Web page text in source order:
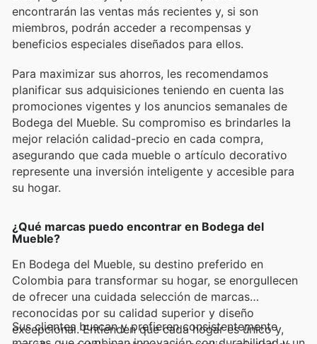
encontrarán las ventas más recientes y, si son
miembros, podrán acceder a recompensas y
beneficios especiales diseñados para ellos.
Para maximizar sus ahorros, les recomendamos
planificar sus adquisiciones teniendo en cuenta las
promociones vigentes y los anuncios semanales de
Bodega del Mueble. Su compromiso es brindarles la
mejor relación calidad-precio en cada compra,
asegurando que cada mueble o artículo decorativo
represente una inversión inteligente y accesible para
su hogar.
¿Qué marcas puedo encontrar en Bodega del
Mueble?
En Bodega del Mueble, su destino preferido en
Colombia para transformar su hogar, se enorgullecen
de ofrecer una cuidada selección de marcas
reconocidas por su calidad superior y diseño
excepcional. Entienden que cada hogar es único y,
Sus clientes buscan y prefieren consistentemente